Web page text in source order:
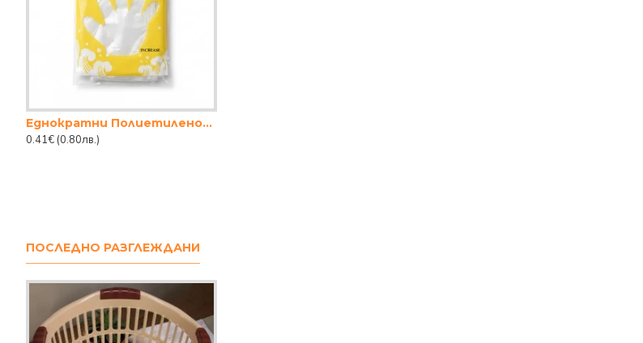
Еднократни Полиетиленови Ръкавици – 100 броя в опаковка
0.41€ (0.80лв.)
ПОСЛЕДНО РАЗГЛЕЖДАНИ